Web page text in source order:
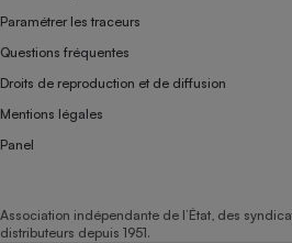
Paramétrer les traceurs
Questions fréquentes
Droits de reproduction et de diffusion
Mentions légales
Panel
Association indépendante de l’État, des
distributeurs depuis 1951.